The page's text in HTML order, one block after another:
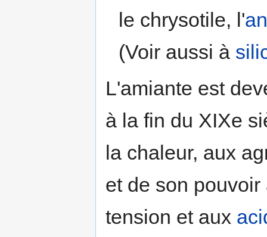
le chrysotile, l'
(Voir aussi à
L'amiante est
à la fin du XIXe
la chaleur, aux
et de son
tension et aux